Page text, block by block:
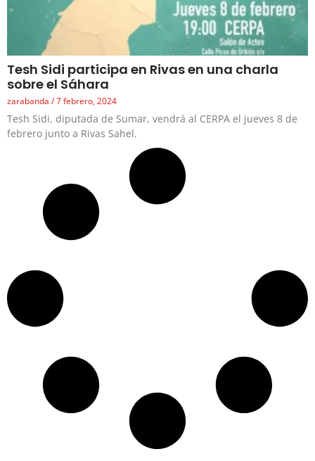
Tesh Sidi participa en Rivas en una charla
sobre el Sáhara
zarabanda 7 febrero, 2024
Tesh Sidi, diputada de Sumar, vendrá al CERPA el jueves 8 de
febrero junto a Rivas Sahel.